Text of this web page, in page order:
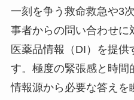
一刻を争う救命救急や3
事者からの問い合わせに
医薬品情報（DI）を提供
す。極度の緊張感と時間
情報源から必要な答えを